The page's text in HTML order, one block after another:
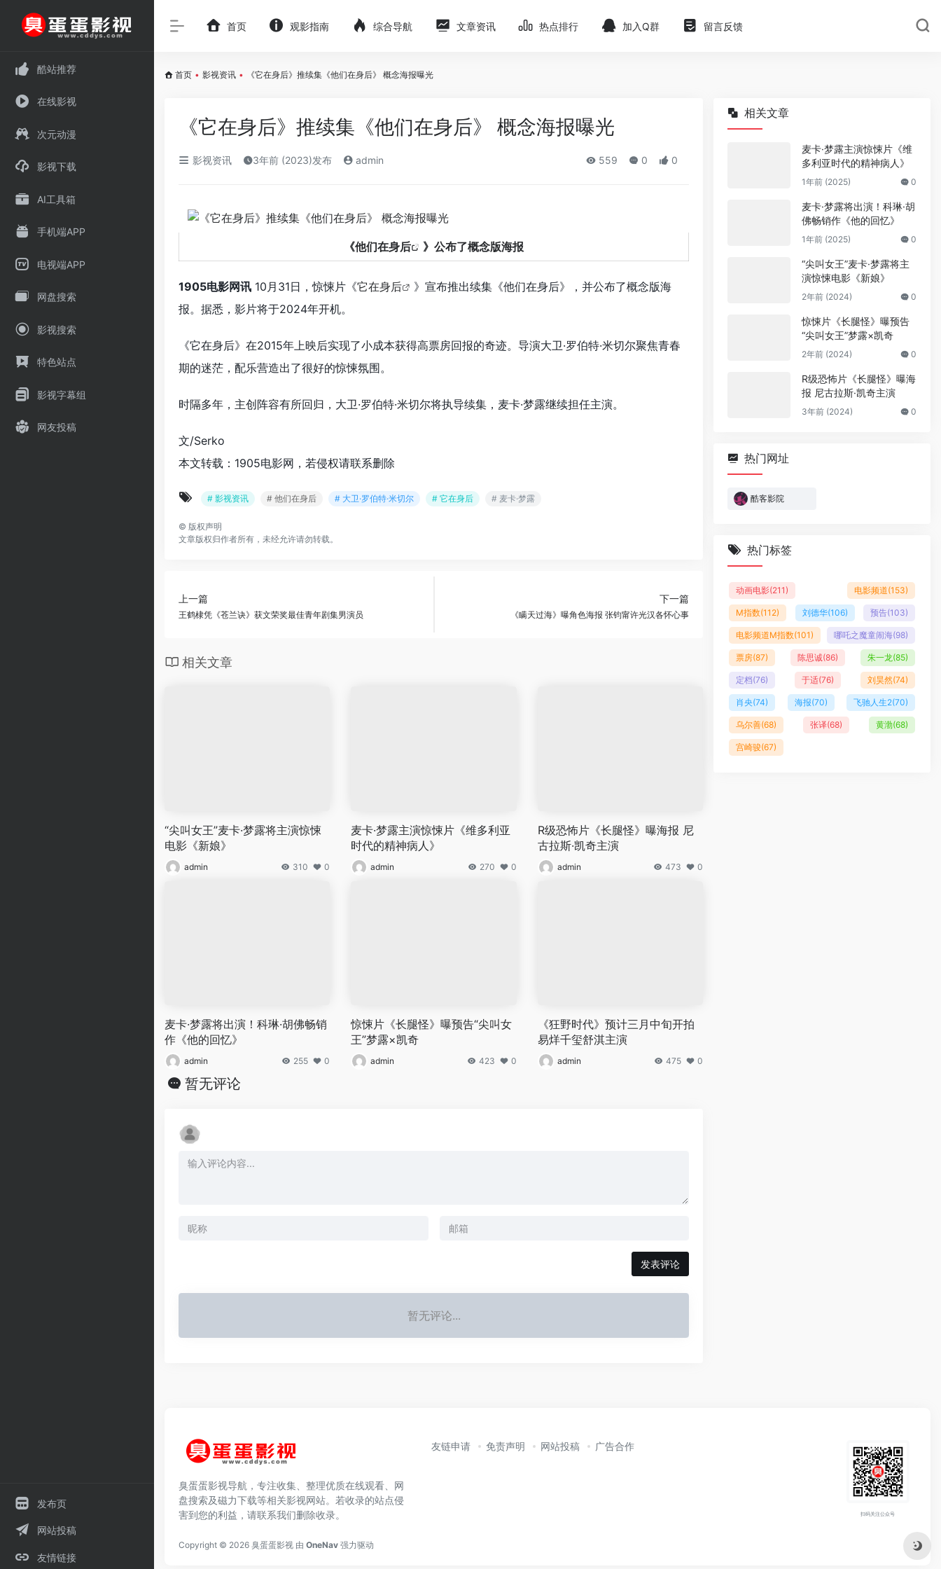
酷站推荐
在线影视
次元动漫
影视下载
AI工具箱
手机端APP
电视端APP
网盘搜索
影视搜索
特色站点
影视字幕组
网友投稿
发布页
网站投稿
友情链接
首页 观影指南 综合导航 文章资讯 热点排行 加入Q群 留言反馈
首页 • 影视资讯 • 《它在身后》推续集《他们在身后》 概念海报曝光
《它在身后》推续集《他们在身后》 概念海报曝光
影视资讯 3年前 (2023)发布 admin 559 0 0
《他们在身后 》公布了概念版海报
1905电影网讯 10月31日，惊悚片《它在身后
》宣布推出续集《他们在身后》，并公布了概念版海
报。据悉，影片将于2024年开机。
《它在身后》在2015年上映后实现了小成本获得高票房回报的奇迹。导演大卫·罗伯特·米切尔聚焦青春
期的迷茫，配乐营造出了很好的惊悚氛围。
时隔多年，主创阵容有所回归，大卫·罗伯特·米切尔将执导续集，麦卡·梦露继续担任主演。
文/Serko
本文转载：1905电影网，若侵权请联系删除
# 影视资讯 # 他们在身后 # 大卫·罗伯特·米切尔 # 它在身后 # 麦卡·梦露
© 版权声明
文章版权归作者所有，未经允许请勿转载。
上一篇
王鹤棣凭《苍兰诀》获文荣奖最佳青年剧集男演员
下一篇
《瞒天过海》曝角色海报 张钧甯许光汉各怀心事
相关文章
“尖叫女王”麦卡·梦露将主演惊悚
电影《新娘》
admin 310 0
麦卡·梦露主演惊悚片《维多利亚
时代的精神病人》
admin 270 0
R级恐怖片《长腿怪》曝海报 尼
古拉斯·凯奇主演
admin 473 0
麦卡·梦露将出演！科琳·胡佛畅销
作《他的回忆》
admin 255 0
惊悚片《长腿怪》曝预告“尖叫女
王”梦露×凯奇
admin 423 0
《狂野时代》预计三月中旬开拍
易烊千玺舒淇主演
admin 475 0
暂无评论
发表评论
暂无评论...
相关文章
麦卡·梦露主演惊悚片《维
多利亚时代的精神病人》
1年前 (2025) 0
麦卡·梦露将出演！科琳·胡
佛畅销作《他的回忆》
1年前 (2025) 0
“尖叫女王”麦卡·梦露将主
演惊悚电影《新娘》
2年前 (2024) 0
惊悚片《长腿怪》曝预告
“尖叫女王”梦露×凯奇
2年前 (2024) 0
R级恐怖片《长腿怪》曝海
报 尼古拉斯·凯奇主演
3年前 (2024) 0
热门网址
酷客影院
热门标签
动画电影(211) 电影频道(153)
M指数(112) 刘德华(106) 预告(103)
电影频道M指数(101) 哪吒之魔童闹海(98)
票房(87) 陈思诚(86) 朱一龙(85)
定档(76) 于适(76) 刘昊然(74)
肖央(74) 海报(70) 飞驰人生2(70)
乌尔善(68) 张译(68) 黄渤(68)
宫崎骏(67)
臭蛋蛋影视导航，专注收集、整理优质在线观看、网
盘搜索及磁力下载等相关影视网站。若收录的站点侵
害到您的利益，请联系我们删除收录。
友链申请 免责声明 网站投稿 广告合作
扫码关注公众号
Copyright © 2026 臭蛋蛋影视 由 OneNav 强力驱动